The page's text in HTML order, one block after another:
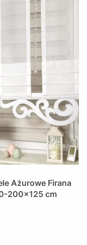
Ażurowe Firana
200x125 cm